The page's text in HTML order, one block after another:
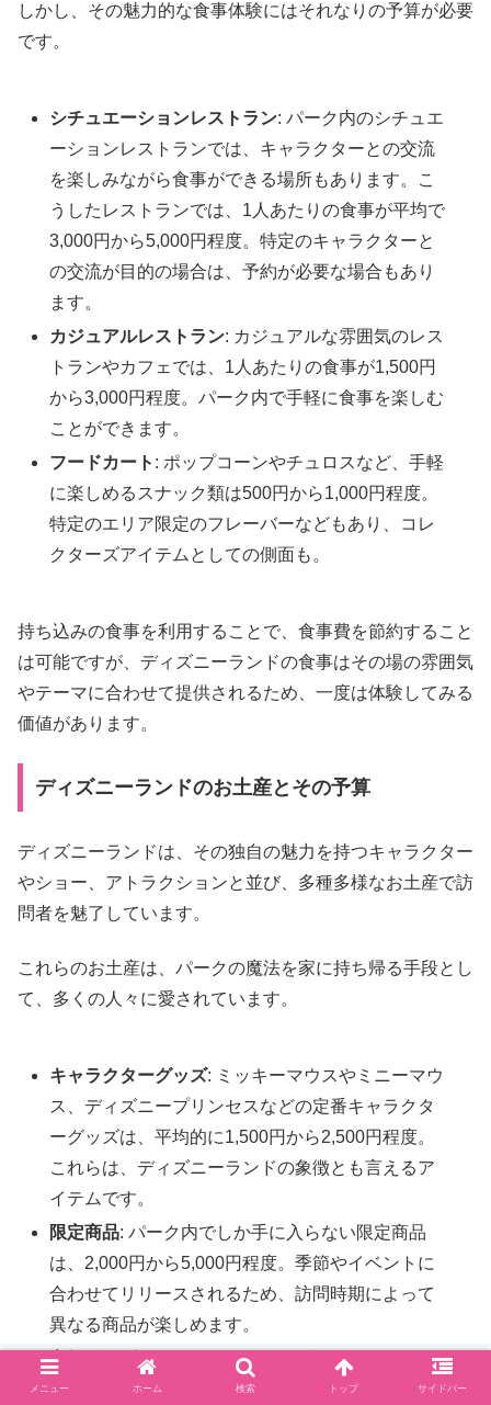
しかし、その魅力的な食事体験にはそれなりの予算が必要
です。
シチュエーションレストラン: パーク内のシチュエ
ーションレストランでは、キャラクターとの交流
を楽しみながら食事ができる場所もあります。こ
うしたレストランでは、1人あたりの食事が平均で
3,000円から5,000円程度。特定のキャラクターと
の交流が目的の場合は、予約が必要な場合もあり
ます。
カジュアルレストラン: カジュアルな雰囲気のレス
トランやカフェでは、1人あたりの食事が1,500円
から3,000円程度。パーク内で手軽に食事を楽しむ
ことができます。
フードカート : ポップコーンやチュロスなど、手軽
に楽しめるスナック類は500円から1,000円程度。
特定のエリア限定のフレーバーなどもあり、コレ
クターズアイテムとしての側面も。
持ち込みの食事を利用することで、食事費を節約すること
は可能ですが、ディズニーランドの食事はその場の雰囲気
やテーマに合わせて提供されるため、一度は体験してみる
価値があります。
ディズニーランドのお土産とその予算
ディズニーランドは、その独自の魅力を持つキャラクター
やショー、アトラクションと並び、多種多様なお土産で訪
問者を魅了しています。
これらのお土産は、パークの魔法を家に持ち帰る手段とし
て、多くの人々に愛されています。
キャラクターグッズ: ミッキーマウスやミニーマウ
ス、ディズニープリンセスなどの定番キャラクタ
ーグッズは、平均的に1,500円から2,500円程度。
これらは、ディズニーランドの象徴とも言えるア
イテムです。
限定商品: パーク内でしか手に入らない限定商品
は、2,000円から5,000円程度。季節やイベントに
合わせてリリースされるため、訪問時期によって
異なる商品が楽しめます。
高級グッズ
: ディズニーランドの中には、ジュエリ
ーやアート作品などの高級グッズも取り扱ってい
メニュー ホーム 検索 トップ サイドバー